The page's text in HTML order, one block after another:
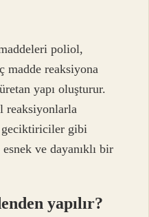
poliol,
madde reaksiyona
yapı oluşturur.
reaksiyonlarla
geciktiriciler gibi
ve dayanıklı bir
yapılır?